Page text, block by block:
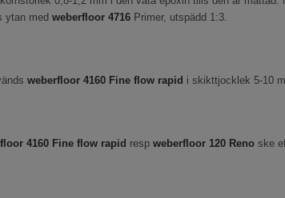
ytan med weberfloor4716Primer, utspädd 1:3.
weberfloor4160 Fine flow rapid i skikttjocklek 5-10
4160 Fine flow rapid resp weberfloor120 Reno ske